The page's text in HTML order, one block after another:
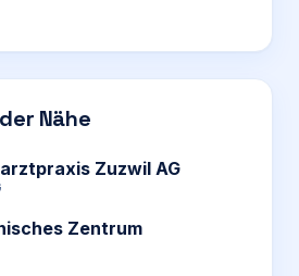
Nähe
Zuzwil AG
Zentrum